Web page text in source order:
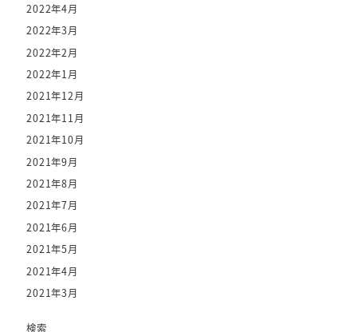
2022年4月
2022年3月
2022年2月
2022年1月
2021年12月
2021年11月
2021年10月
2021年9月
2021年8月
2021年7月
2021年6月
2021年5月
2021年4月
2021年3月
検索